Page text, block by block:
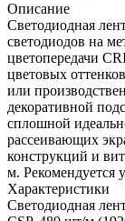
Описание
Светодиодная
светодиодов на
цветопередачи
цветовых
или
декоративной
сплошной
рассеивающих
конструкций и
м. Рекомендуется
Характеристики
Светодиодная